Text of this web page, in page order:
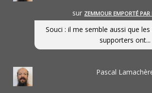
sur ZEMMOUR EMPORTÉ PAR
Souci : il me semble aussi que
supporters ont...
Pascal